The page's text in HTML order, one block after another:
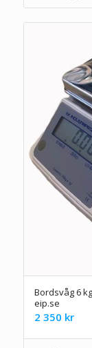
Bordsvåg 6
eip.se
2 350 kr